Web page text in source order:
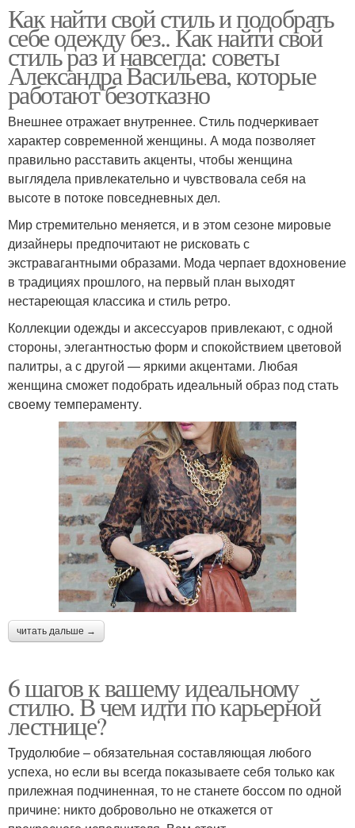
Как найти свой стиль и подобрать
себе одежду без.. Как найти свой
стиль раз и навсегда: советы
Александра Васильева, которые
работают безотказно
Внешнее отражает внутреннее. Стиль подчеркивает
характер современной женщины. А мода позволяет
правильно расставить акценты, чтобы женщина
выглядела привлекательно и чувствовала себя на
высоте в потоке повседневных дел.
Мир стремительно меняется, и в этом сезоне мировые
дизайнеры предпочитают не рисковать с
экстравагантными образами. Мода черпает вдохновение
в традициях прошлого, на первый план выходят
нестареющая классика и стиль ретро.
Коллекции одежды и аксессуаров привлекают, с одной
стороны, элегантностью форм и спокойствием цветовой
палитры, а с другой — яркими акцентами. Любая
женщина сможет подобрать идеальный образ под стать
своему темпераменту.
читать дальше →
6 шагов к вашему идеальному
стилю. В чем идти по карьерной
лестнице?
Трудолюбие – обязательная составляющая любого
успеха, но если вы всегда показываете себя только как
прилежная подчиненная, то не станете боссом по одной
причине: никто добровольно не откажется от